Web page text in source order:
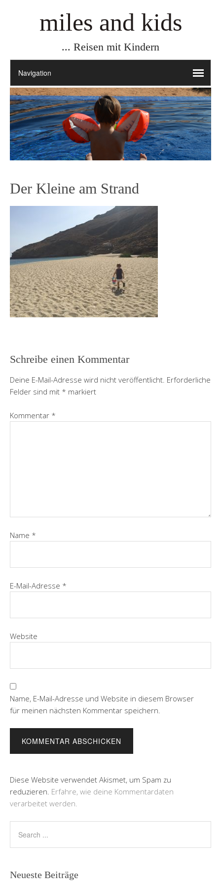
miles and kids
... Reisen mit Kindern
Der Kleine am Strand
Schreibe einen Kommentar
Deine E-Mail-Adresse wird nicht veröffentlicht. Erforderliche
Felder sind mit * markiert
Kommentar *
Name *
E-Mail-Adresse *
Website
Name, E-Mail-Adresse und Website in diesem Browser
für meinen nächsten Kommentar speichern.
Diese Website verwendet Akismet, um Spam zu
reduzieren. Erfahre, wie deine Kommentardaten
verarbeitet werden.
Neueste Beiträge